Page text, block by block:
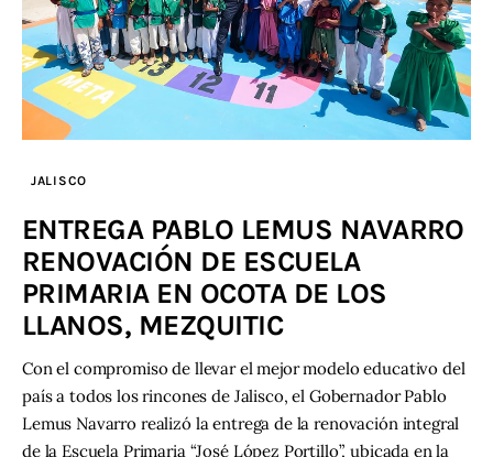
JALISCO
ENTREGA PABLO LEMUS NAVARRO
RENOVACIÓN DE ESCUELA
PRIMARIA EN OCOTA DE LOS
LLANOS, MEZQUITIC
Con el compromiso de llevar el mejor modelo educativo del
país a todos los rincones de Jalisco, el Gobernador Pablo
Lemus Navarro realizó la entrega de la renovación integral
de la Escuela Primaria “José López Portillo”, ubicada en la